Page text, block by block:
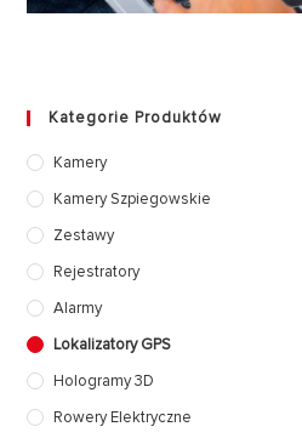
Kategorie Produktów
Kamery
Kamery Szpiegowskie
Zestawy
Rejestratory
Alarmy
Lokalizatory GPS
Hologramy 3D
Rowery Elektryczne